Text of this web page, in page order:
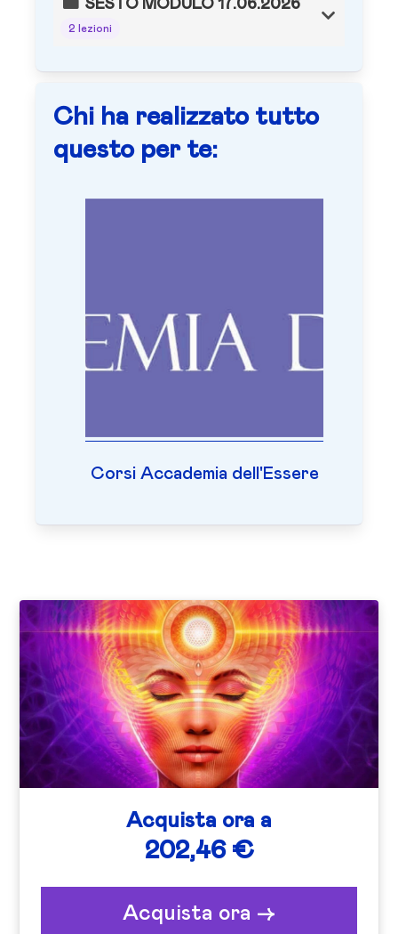
SESTO MODULO 17.06.2026
2 lezioni
Chi ha realizzato tutto
questo per te:
Corsi Accademia dell'Essere
Acquista ora a
202,46 €
Acquista ora ->